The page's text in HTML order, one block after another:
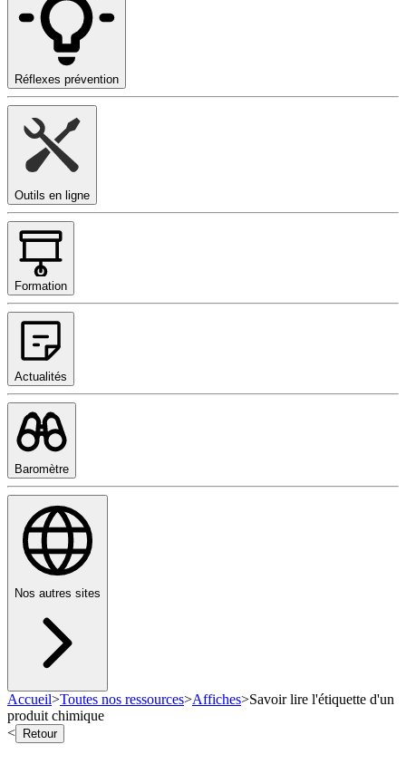
Réflexes prévention
Outils en ligne
Formation
Actualités
Baromètre
Nos autres sites
Accueil>Toutes nos ressources>Affiches>Savoir lire l'étiquette d'un
produit chimique
<
Retour